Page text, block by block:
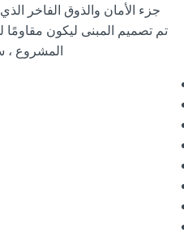
جزء الأمان والذوق الفاخر
تم تصميم المبنى ليكون مقاومًا
المشروع